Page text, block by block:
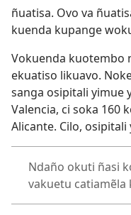
ñuatisa. Ovo va
kuenda kupange
Vokuenda kuotembo
ekuatiso likuavo.
sanga osipitali yimue
Valencia, ci soka 160
Alicante. Cilo,
Ndaño okuti ñasi
vakuetu catiamẽla